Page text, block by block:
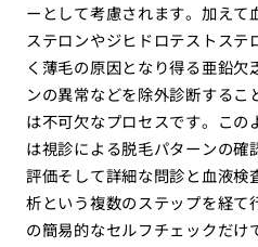
ーとして考慮されます。加えて
ステロンやジヒドロテストス
く薄毛の原因となり得る亜鉛
ンの異常などを除外診断する
は不可欠なプロセスです。この
は視診による脱毛パターンの確
評価そして詳細な問診と血液検
析という複数のステップを経て
の簡易的なセルフチェックだ